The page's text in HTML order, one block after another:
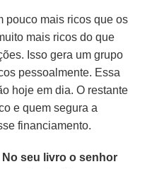
pouco mais ricos que os
mais ricos do que
Isso gera um grupo
pessoalmente. Essa
hoje em dia. O restante
e quem segura a
financiamento.
seu livro o senhor